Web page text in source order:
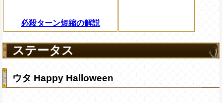
必殺ターン短縮の解説
ステータス
ウタ Happy Halloween